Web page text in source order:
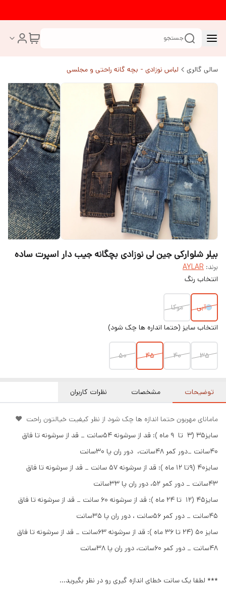
جستجو
سالی گالری لباس نوزادی - بچه گانه راحتی و مجلسی
بیلر شلوارکی جین لی نوزادی بچگانه جیب دار اسپرت ساده
برند: AYLAR
انتخاب رنگ
آبی
موکا
انتخاب سایز (حتما انداره ها چک شود)
۳۵ ۴۰ ۴۵ ۵۰
توضیحات مشخصات نظرات کاربران
مامانای مهربون حتما اندازه ها چک شود از نظر کیفیت خیالتون راحت ❤️
سایز35 (3 تا 9 ماه ): قد از سرشونه ۵۴سانت _ قد از سرشونه تا فاق
۴۰سانت _دور کمر ۴۸سانت، دور ران پا ۳۰سانت
سایز40 (9تا 12 ماه ): قد از سرشونه ۵۷ سانت _ قد از سرشونه تا فاق
۴۳سانت _ دور کمر ۵۲، دور ران پا ۳۳سانت
سایز45 (12 تا 24 ماه ): قد از سرشونه ۶۰ سانت _ قد از سرشونه تا فاق
۴۵سانت _ دور کمر ۵۶سانت ، دور ران پا ۳۵سانت
سایز 50 (۲۴ تا ۳۶ ماه ): قد از سرشونه ۶۳سانت _ قد از سرشونه تا فاق
۴۸سانت _ دور کمر ۶۰سانت، دور ران پا ۳۸سانت
*** لطفا یک سانت خطای اندازه گیری رو در نظر بگیرید...